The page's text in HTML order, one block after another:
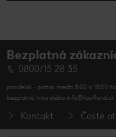
Bezplatná
0800/15 28 35
pondelok - piatok medzi 8:00 a 18:00
bezplatná linka alebo info@kaufland.sk
Kontakt Časté